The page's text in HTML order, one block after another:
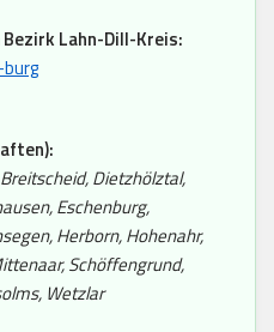
Lahn-Dill-Kreis:
Dietzhölztal,
Eschenburg,
Herborn, Hohenahr,
Schöffengrund,
Wetzlar